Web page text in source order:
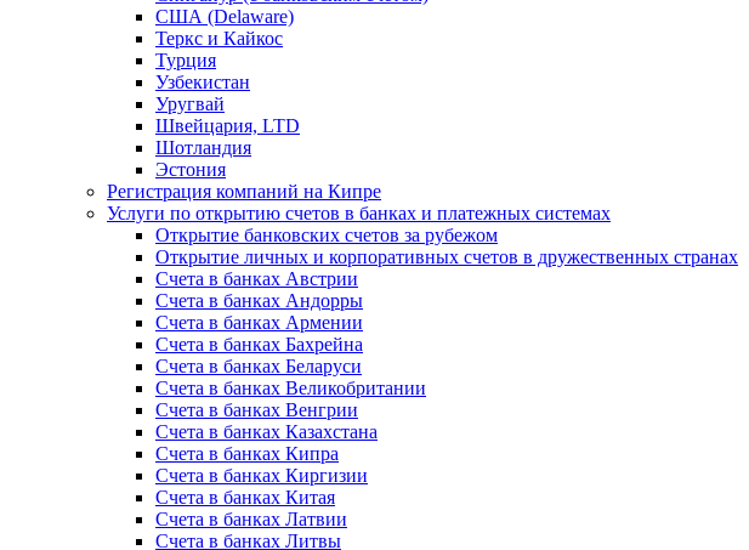
США (Delaware)
Теркс и Кайкос
Турция
Узбекистан
Уругвай
Швейцария, LTD
Шотландия
Эстония
Регистрация компаний на Кипре
Услуги по открытию счетов в банках и платежных системах
Открытие банковских счетов за рубежом
Открытие личных и корпоративных счетов в дружественных странах
Счета в банках Австрии
Счета в банках Андорры
Счета в банках Армении
Счета в банках Бахрейна
Счета в банках Беларуси
Счета в банках Великобритании
Счета в банках Венгрии
Счета в банках Казахстана
Счета в банках Кипра
Счета в банках Киргизии
Счета в банках Китая
Счета в банках Латвии
Счета в банках Литвы